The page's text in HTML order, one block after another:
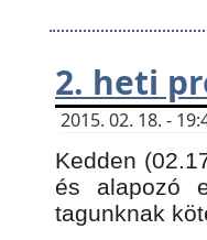
2. heti
2015. 02. 18. -
Kedden
és alapozó
tagunknak